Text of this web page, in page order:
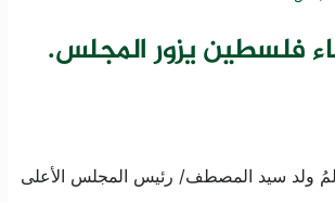
فلسطين يزور المجلس.
ولد سيد المصطف/ رئيس المجلس الأعلى